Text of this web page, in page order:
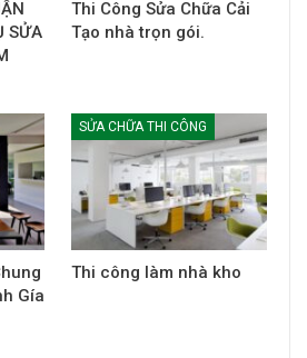
SỬA
Thi Công Sửa Chữa Cải
Tạo nhà trọn gói.
Gía
SỬA CHỮA THI CÔNG
Thi công làm nhà kho